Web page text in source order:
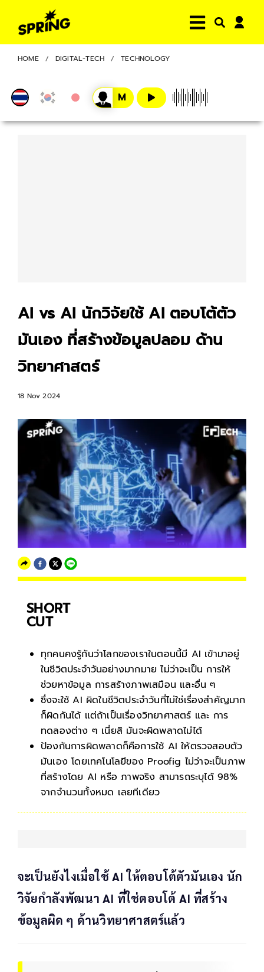
HOME DIGITAL-TECH TECHNOLOGY
AI vs AI นักวิจัยใช้ AI ตอบโต้ตัว
มันเอง ที่สร้างข้อมูลปลอม ด้าน
วิทยาศาสตร์
18 Nov 2024
SHORT
CUT
ทุกคนคงรู้กันว่าโลกของเราในตอนนี้มี AI เข้ามาอยู่
ในชีวิตประจำวันอย่างมากมาย ไม่ว่าจะเป็น การให้
ช่วยหาข้อมูล การสร้างภาพเสมือน และอื่น ๆ
ซึ่งจะใช้ AI ผิดในชีวิตประจำวันที่ไม่ใช่เรื่องสำคัญมาก
ก็ผิดกันได้ แต่ถ้าเป็นเรื่องวิทยาศาสตร์ และ การ
ทดลองต่าง ๆ เนี่ยสิ มันจะผิดพลาดไม่ได้
ป้องกันการผิดพลาดก็คือการใช้ AI ให้ตรวจสอบตัว
มันเอง โดยเทคโนโลยีของ Proofig ไม่ว่าจะเป็นภาพ
ที่สร้างโดย AI หรือ ภาพจริง สามารถระบุได้ 98%
จากจำนวนทั้งหมด เลยทีเดียว
จะเป็นยังไงเมื่อใช้ AI ให้ตอบโต้ตัวมันเอง นัก
วิจัยกำลังพัฒนา AI ที่ใช่ตอบโต้ AI ที่สร้าง
ข้อมูลผิด ๆ ด้านวิทยาศาสตร์แล้ว